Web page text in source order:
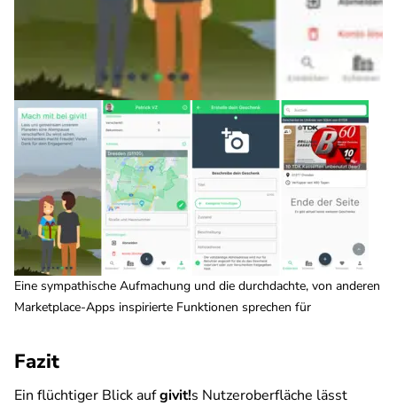
Eine sympathische Aufmachung und die durchdachte, von anderen
Marketplace-Apps inspirierte Funktionen sprechen für
Fazit
Ein flüchtiger Blick aufgivit!s Nutzeroberfläche lässt